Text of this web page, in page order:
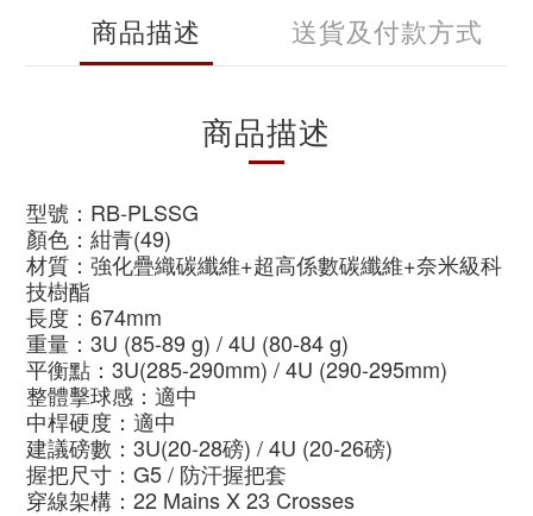
商品描述 送貨及付款方式
商品描述
型號：RB-PLSSG
顏色：紺青(49)
材質：強化疊織碳纖維+超高係數碳纖維+奈米級科
技樹酯
長度：674mm
重量：3U (85-89 g) / 4U (80-84 g)
平衡點：3U(285-290mm) / 4U (290-295mm)
整體擊球感：適中
中桿硬度：適中
建議磅數：3U(20-28磅) / 4U (20-26磅)
握把尺寸：G5/ 防汗握把套
穿線架構：22 Mains X 23 Crosses